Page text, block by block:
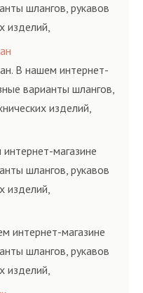
шлангов, рукавов
изделий,
условиям
В нашем интернет-
варианты шлангов,
изделий,
условиям
магазине
шлангов, рукавов
изделий,
условиям
интернет-магазине
шлангов, рукавов
изделий,
условиям